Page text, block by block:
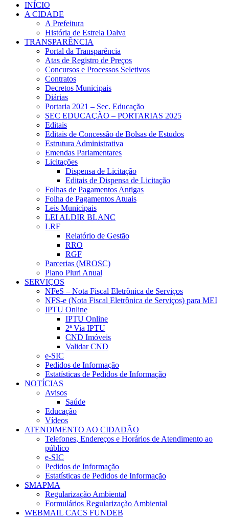
INÍCIO
A CIDADE
A Prefeitura
História de Estrela Dalva
TRANSPARÊNCIA
Portal da Transparência
Atas de Registro de Preços
Concursos e Processos Seletivos
Contratos
Decretos Municipais
Diárias
Portaria 2021 – Sec. Educação
SEC EDUCAÇÃO – PORTARIAS 2025
Editais
Editais de Concessão de Bolsas de Estudos
Estrutura Administrativa
Emendas Parlamentares
Licitações
Dispensa de Licitação
Editais de Dispensa de Licitação
Folhas de Pagamentos Antigas
Folha de Pagamentos Atuais
Leis Municipais
LEI ALDIR BLANC
LRF
Relatório de Gestão
RRO
RGF
Parcerias (MROSC)
Plano Pluri Anual
SERVIÇOS
NFeS – Nota Fiscal Eletrônica de Serviços
NFS-e (Nota Fiscal Eletrônica de Serviços) para MEI
IPTU Online
IPTU Online
2ª Via IPTU
CND Imóveis
Validar CND
e-SIC
Pedidos de Informação
Estatísticas de Pedidos de Informação
NOTÍCIAS
Avisos
Saúde
Educação
Vídeos
ATENDIMENTO AO CIDADÃO
Telefones, Endereços e Horários de Atendimento ao
público
e-SIC
Pedidos de Informação
Estatísticas de Pedidos de Informação
SMAPMA
Regularização Ambiental
Formulários Regularização Ambiental
WEBMAIL CACS FUNDEB